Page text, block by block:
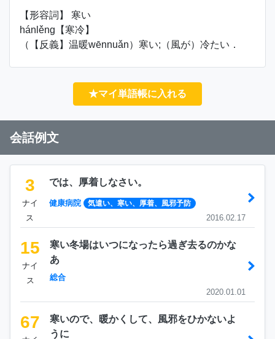
【形容詞】 寒い
hánlěng【寒冷】
（【反義】温暖wēnnuǎn）寒い;（風が）冷たい．
★マイ単語帳に入れる
会話例文
3
ナイ
ス
では、厚着しなさい。
健康病院 気遣い、寒い、厚着、風邪予防
2016.02.17
15
ナイ
ス
寒い冬場はいつになったら過ぎ去るのかな
あ
総合
2020.01.01
67
寒いので、暖かくして、風邪をひかないよ
うに